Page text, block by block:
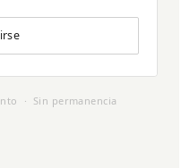
· Sin permanencia